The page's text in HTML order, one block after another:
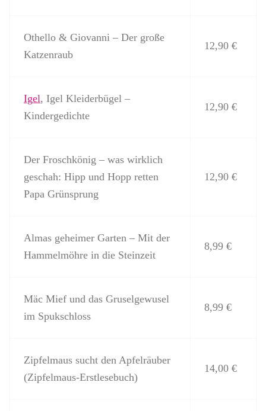
Othello & Giovanni – Der große
Katzenraub
12,90 €
Igel, Igel Kleiderbügel –
Kindergedichte
12,90 €
Der Froschkönig – was wirklich
geschah: Hipp und Hopp retten
Papa Grünsprung
12,90 €
Almas geheimer Garten – Mit der
Hammelmöhre in die Steinzeit
8,99 €
Mäc Mief und das Gruselgewusel
im Spukschloss
8,99 €
Zipfelmaus sucht den Apfelräuber
(Zipfelmaus-Erstlesebuch)
14,00 €